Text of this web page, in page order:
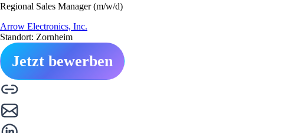
Regional Sales Manager (m/w/d)
Arrow Electronics, Inc.
Standort: Zornheim
Jetzt bewerben